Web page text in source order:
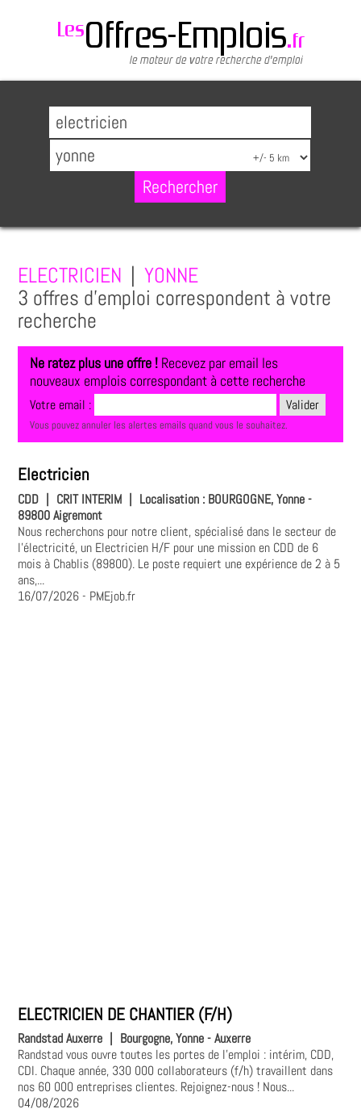
ELECTRICIEN
YONNE
3 offres d'emploi correspondent à votre
recherche
Ne ratez plus une offre ! Recevez par email les
nouveaux emplois correspondant à cette recherche
Votre email :
Vous pouvez annuler les alertes emails quand vous le souhaitez.
Electricien
CDD | CRIT INTERIM | Localisation : BOURGOGNE, Yonne -
89800 Aigremont
Nous recherchons pour notre client, spécialisé dans le secteur de
l'électricité, un Electricien H/F pour une mission en CDD de 6
mois à Chablis (89800). Le poste requiert une expérience de 2 à 5
ans,...
16/07/2026- PMEjob.fr
ELECTRICIEN DE CHANTIER (F/H)
Randstad Auxerre
Bourgogne, Yonne - Auxerre
Randstad vous ouvre toutes les portes de l'emploi : intérim, CDD,
CDI. Chaque année, 330 000 collaborateurs (f/h) travaillent dans
nos 60 000 entreprises clientes. Rejoignez-nous ! Nous...
04/08/2026